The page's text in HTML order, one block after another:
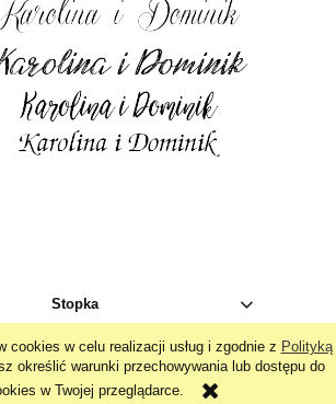
cookies w celu realizacji usług i zgodnie z Polityką
określić warunki przechowywania lub dostępu do
w Twojej przeglądarce.
Stopka
pełną wersję strony
Sklep internetowy Shoper.pl